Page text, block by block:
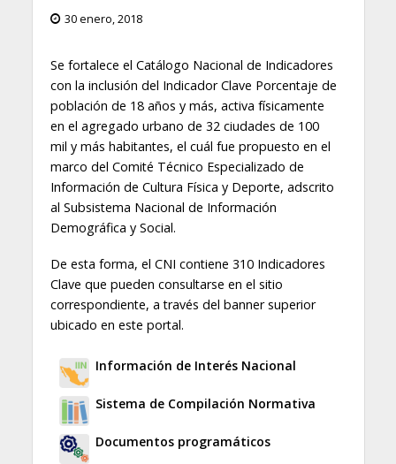
30 enero, 2018
Se fortalece el Catálogo Nacional de Indicadores
con la inclusión del Indicador Clave Porcentaje de
población de 18 años y más, activa físicamente
en el agregado urbano de 32 ciudades de 100
mil y más habitantes, el cuál fue propuesto en el
marco del Comité Técnico Especializado de
Información de Cultura Física y Deporte, adscrito
al Subsistema Nacional de Información
Demográfica y Social.
De esta forma, el CNI contiene 310 Indicadores
Clave que pueden consultarse en el sitio
correspondiente, a través del banner superior
ubicado en este portal.
Información de Interés Nacional
Sistema de Compilación Normativa
Documentos programáticos